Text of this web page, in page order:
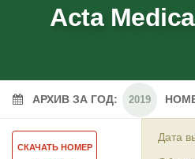
Редакционная коллегия
Бланки документов
Acta
АРХИВ ЗА ГОД: 2019
СКАЧАТЬ НОМЕР
Дата